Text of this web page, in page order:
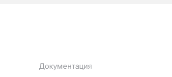
Документация